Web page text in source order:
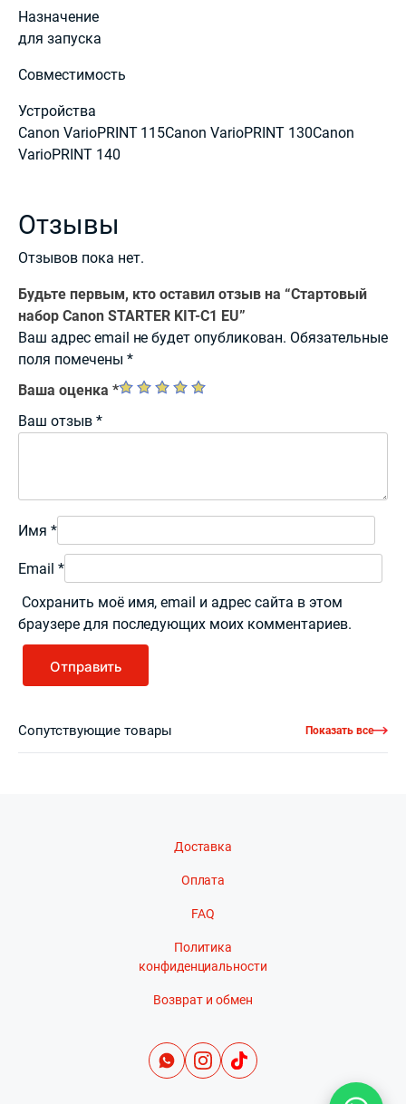
Назначение
для запуска
Совместимость
Устройства
Canon VarioPRINT 115Canon VarioPRINT 130Canon
VarioPRINT 140
Отзывы
Отзывов пока нет.
Будьте первым, кто оставил отзыв на “Стартовый
набор Canon STARTER KIT-C1 EU”
Ваш адрес email не будет опубликован. Обязательные
поля помечены *
Ваша оценка *
Ваш отзыв *
Имя *
Email *
Сохранить моё имя, email и адрес сайта в этом
браузере для последующих моих комментариев.
Сопутствующие товары Показать все
Доставка
Оплата
FAQ
Политика
конфиденциальности
Возврат и обмен